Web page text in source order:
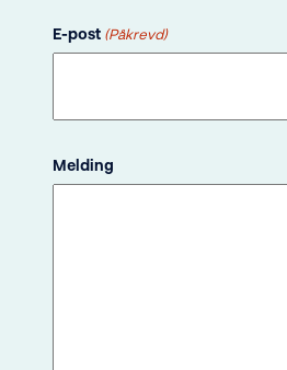
E-post (Påkrevd)
Melding